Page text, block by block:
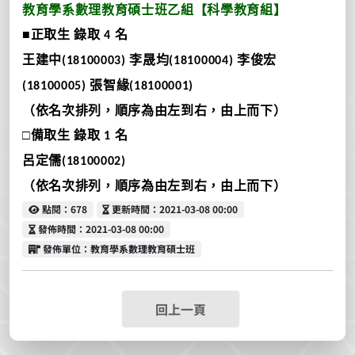
教育學系數理教育碩士班乙組【科學教育組】
■正取生 錄取 4 名
王建中(18100003)李晟均(18100004) 李俊宏
(18100005) 張智緣(18100001)
（依名次排列，順序為由左到右，由上而下）
□備取生 錄取 1 名
呂定儒(18100002)
（依名次排列，順序為由左到右，由上而下）
點閱
點閱：678 更新時間
更新時間：2021-03-08 00:00
發佈時間
發佈時間：2021-03-08 00:00
發佈單位
發佈單位：教育學系數理教育碩士班
回上一頁